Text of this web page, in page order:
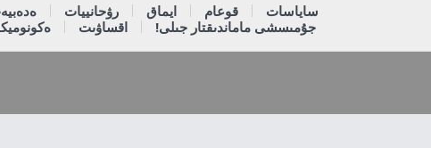
ساياسات قوعام ايماق رۋحانييات
جۇمىسشى ماماندىقتار جىلى!
اقساۋىت